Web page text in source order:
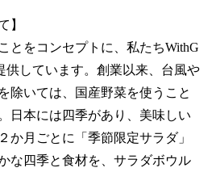
】
とをコンセプトに、私たちWithG
供しています。創業以来、台風や
除いては、国産野菜を使うこと
日本には四季があり、美味しい
か月ごとに「季節限定サラダ」
な四季と食材を、サラダボウル